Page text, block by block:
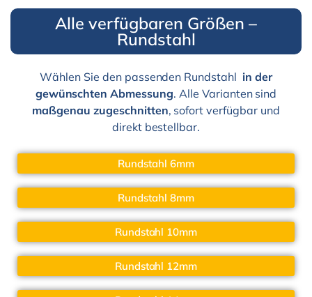
Alle verfügbaren Größen –
Rundstahl
Wählen Sie den passenden Rundstahl in der
gewünschten Abmessung. Alle Varianten sind
maßgenau zugeschnitten, sofort verfügbar und
direkt bestellbar.
Rundstahl 6mm
Rundstahl 8mm
Rundstahl 10mm
Rundstahl 12mm